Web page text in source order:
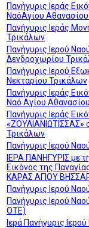
Πανήγυρις Ιεράς
ΝαόΑγίου
Πανήγυρις Ιεράς
Τρικάλων
Πανήγυρις Ιερού
Δενδροχωρίου
Πανήγυρις Ιερού
Νεκταρίου Τρικάλων
Πανήγυρις Ιεράς
Ναό Αγίου
Πανήγυρις Ιεράς
«ΖΟΥΛΙΑΝΙΩΤΙΣΣΑΣ»
Τρικάλων
Πανήγυρις Ιερού
ΙΕΡΑ ΠΑΝΗΓΥΡΙΣ με
Εικόνος της
ΚΑΡΑΣ ΑΓΙΟΥ
Πανήγυρις Ιερού
Πανήγυρις Ιερού
ΟΤΕ)
Ιερά Πανήγυρις